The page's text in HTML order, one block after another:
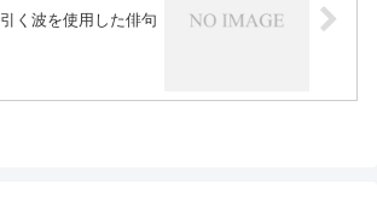
引く波を使用した俳句